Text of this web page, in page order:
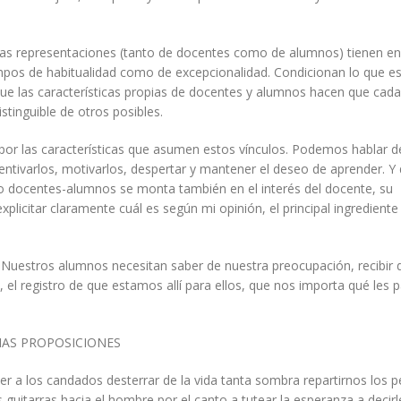
representaciones (tanto de docentes como de alumnos) tienen
de habitualidad como de excepcionalidad. Condicionan lo que
las características propias de docentes y alumnos hacen que cada
de otros posibles.
las características que asumen estos vínculos. Podemos hablar
motivarlos, despertar y mantener el deseo de aprender. Y
alumnos se monta también en el interés del docente, su
claramente cuál es según mi opinión, el principal ingrediente
Nuestros alumnos necesitan saber de nuestra preocupación, recibir
registro de que estamos allí para ellos, que nos importa qué les
PROPOSICIONES
a los candados desterrar de la vida tanta sombra repartirnos los